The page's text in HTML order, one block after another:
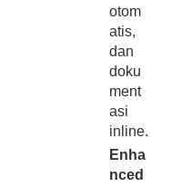
otom
atis,
dan
doku
ment
asi
inline.
Enha
nced